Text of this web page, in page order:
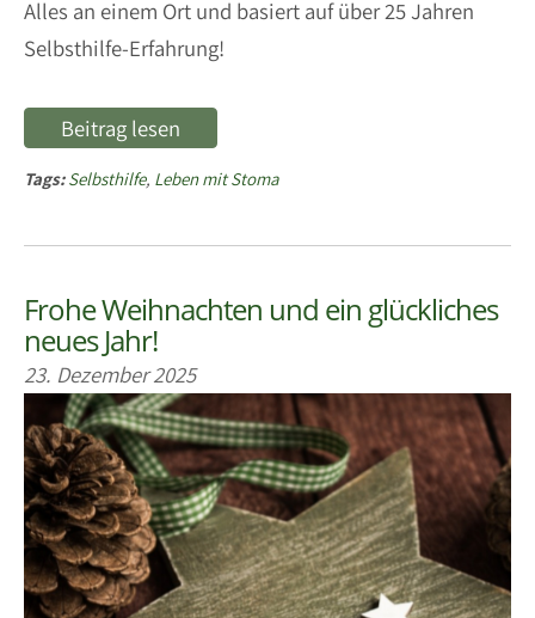
Alles an einem Ort und basiert auf über 25 Jahren
Selbsthilfe-Erfahrung!
Beitrag lesen
Tags:Selbsthilfe, Leben mit Stoma
Frohe Weihnachten und ein glückliches
neues Jahr!
23. Dezember 2025